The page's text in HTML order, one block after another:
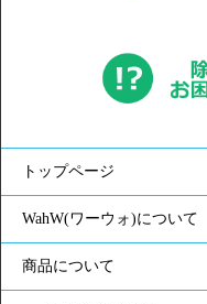
トップページ
WahW(ワーウォ)について
商品について